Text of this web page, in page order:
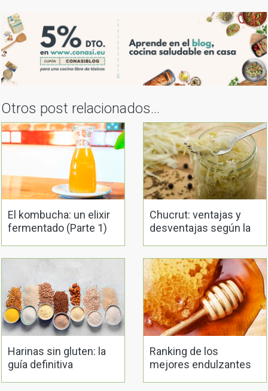
El kombucha: un elixir
fermentado (Parte 1)
Chucrut: ventajas y
desventajas según la
evidencia científica
Harinas sin gluten: la
guía definitiva
Ranking de los
mejores endulzantes
naturales
17 comentarios en “Leche y
Osteoporosis
ISABELLA
17/03/2014 a las 20:04
productos lacteos , yo lo sabia ,pero ustedes
me lo confirman.